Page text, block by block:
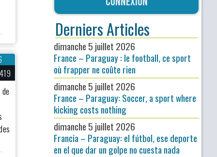
Derniers Articles
dimanche 5 juillet 2026
France – Paraguay : le football, ce sport
où frapper ne coûte rien
dimanche 5 juillet 2026
France – Paraguay: Soccer, a sport where
kicking costs nothing
dimanche 5 juillet 2026
Francia – Paraguay: el fútbol, ese deporte
en el que dar un golpe no cuesta nada